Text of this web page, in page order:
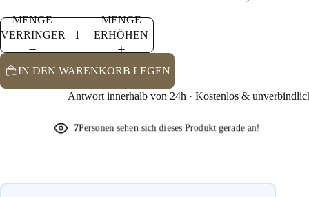
MENGE
VERRINGERN
MENGE
ERHÖHEN
IN DEN WARENKORB LEGEN
Antwort innerhalb von 24h · Kostenlos &
7Personen sehen sich dieses Produkt gerade an!